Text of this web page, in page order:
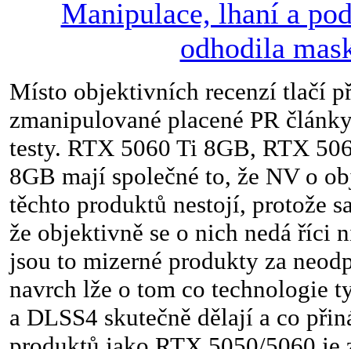
Manipulace, lhaní a
odhodila
Místo objektivních recenzí tlačí
zmanipulované placené PR
testy. RTX 5060 Ti 8GB, RTX
8GB mají společné to, že NV o
těchto produktů nestojí, protože
že objektivně se o nich nedá říci
jsou to mizerné produkty za
navrch lže o tom co technologie
a DLSS4 skutečně dělají a co